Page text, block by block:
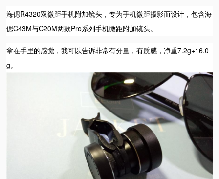
海偲R4320双微距手机附加镜头，专为手机微距摄影而设计，包含海
偲C43M与C20M两款Pro系列手机微距附加镜头。
拿在手里的感觉，我可以告诉非常有分量，有质感，净重7.2g+16.0
g。